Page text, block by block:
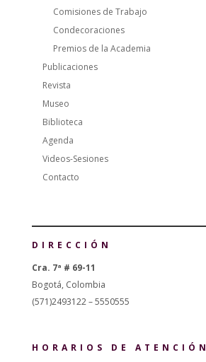
Comisiones de Trabajo
Condecoraciones
Premios de la Academia
Publicaciones
Revista
Museo
Biblioteca
Agenda
Videos-Sesiones
Contacto
DIRECCIÓN
Cra. 7ª # 69-11
Bogotá, Colombia
(571)2493122 – 5550555
HORARIOS DE ATENCIÓN